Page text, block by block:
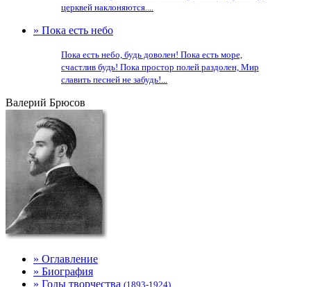
церквей наклоняются....
» Пока есть небо
Пока есть небо, будь доволен! Пока есть море,
счастлив будь! Пока простор полей раздолен, Мир
славить песней не забудь!...
Валерий Брюсов
» Оглавление
» Биография
» Годы творчества (1893-1924)